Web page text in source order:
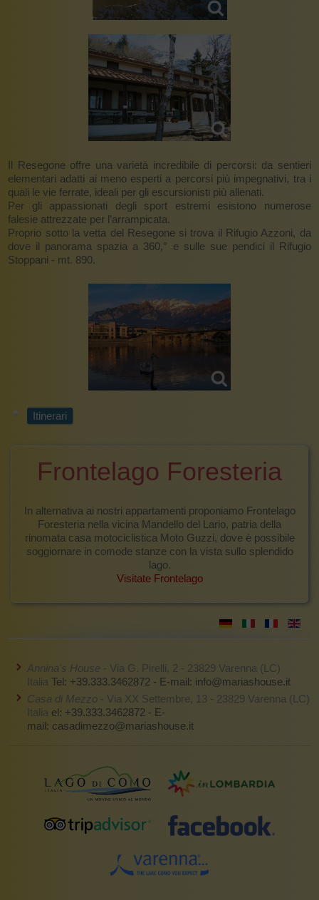
Il Resegone offre una varietà incredibile di percorsi: da sentieri
elementari adatti ai meno esperti a percorsi più impegnativi, tra i
quali le vie ferrate, ideali per gli escursionisti più allenati.
Per gli appassionati degli sport estremi esistono numerose
falesie attrezzate per l’arrampicata.
Proprio sotto la vetta del Resegone si trova il Rifugio Azzoni, da
dove il panorama spazia a 360,° e sulle sue pendici il Rifugio
Stoppani - mt. 890.
Itinerari
Frontelago Foresteria
In alternativa ai nostri appartamenti proponiamo Frontelago
Foresteria nella vicina Mandello del Lario, patria della
rinomata casa motociclistica Moto Guzzi, dove è possibile
soggiornare in comode stanze con la vista sullo splendido
lago.
Visitate Frontelago
Annina's House - Via G. Pirelli, 2 - 23829 Varenna (LC)
ItaliaTel: +39.333.3462872 - E-mail: info@mariashouse.it
Casa di Mezzo - Via XX Settembre, 13 - 23829 Varenna (LC)
Italia el: +39.333.3462872 - E-
mail: casadimezzo@mariashouse.it